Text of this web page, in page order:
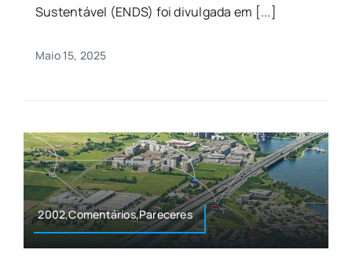
Sustentável (ENDS) foi divulgada em [...]
Maio 15, 2025
2002,Comentários,Pareceres